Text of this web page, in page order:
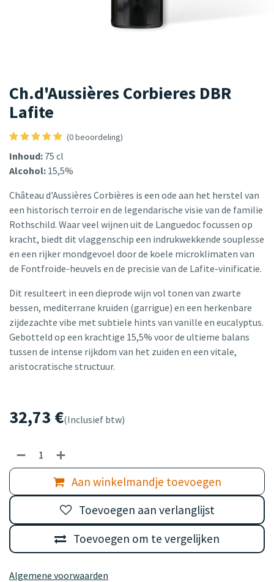
Ch.d'Aussières Corbieres DBR
Lafite
(0 beoordeling)
Inhoud: 75 cl
Alcohol: 15,5%
Château d'Aussières Corbières is een ode aan het herstel van
een historisch terroir en de legendarische visie van de familie
Rothschild. Waar veel wijnen uit de Languedoc focussen op
kracht, biedt dit vlaggenschip een indrukwekkende souplesse
en een rijker mondgevoel door de koele microklimaten van
de Fontfroide-heuvels en de precisie van de Lafite-vinificatie.
Dit resulteert in een dieprode wijn vol tonen van zwarte
bessen, mediterrane kruiden (garrigue) en een herkenbare
zijdezachte vibe met subtiele hints van vanille en eucalyptus.
Gebotteld op een krachtige 15,5% voor de ultieme balans
tussen de intense rijkdom van het zuiden en een vitale,
aristocratische structuur.
32,73 €(Inclusief btw)
Aan winkelmandje toevoegen
Toevoegen om te vergelijken
Toevoegen aan verlanglijst
Algemene voorwaarden